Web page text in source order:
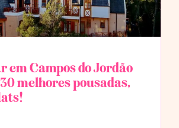
em Campos do Jordão
melhores pousadas,